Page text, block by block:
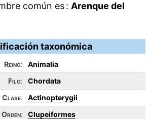
común es : Arenque del
taxonómica
Reino:
Animalia
Filo:
Chordata
Clase:
Actinopterygii
Orden:
Clupeiformes